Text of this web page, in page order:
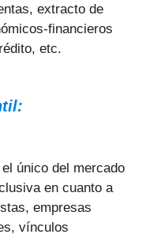
extracto de
financieros
etc.
único del mercado
en cuanto a
empresas
vínculos